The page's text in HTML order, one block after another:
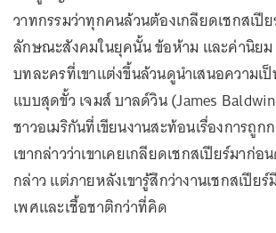
วาทกรรมว่าทุกคนล้วนต้องเกลียดเชกสเปี
ลักษณะสังคมในยุคนั้น ข้อห้าม และค่านิย
บทละครที่เขาแต่งขึ้นล้วนดูนำเสนอความเ
แบบสุดขั้ว เจมส์ บาลด์วิน (James
ชาวอเมริกันที่เขียนงานสะท้อนเรื่องการถู
เขากล่าวว่าเขาเคยเกลียดเชกสเปียร์มาก่
กล่าว แต่ภายหลังเขารู้สึกว่างานเชกสเปีย
เพศและเชื้อชาติกว่าที่คิด